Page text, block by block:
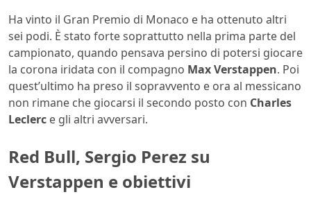
Ha vinto il Gran Premio di Monaco e ha ottenuto altri
sei podi. È stato forte soprattutto nella prima parte del
campionato, quando pensava persino di potersi giocare
la corona iridata con il compagno Max Verstappen. Poi
quest’ultimo ha preso il sopravvento e ora al messicano
non rimane che giocarsi il secondo posto con Charles
Leclerc e gli altri avversari.
Red Bull, Sergio Perez su
Verstappen e obiettivi